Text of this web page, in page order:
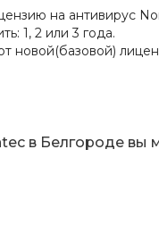
на антивирус
1, 2 или 3 года.
новой(базовой)
в Белгороде